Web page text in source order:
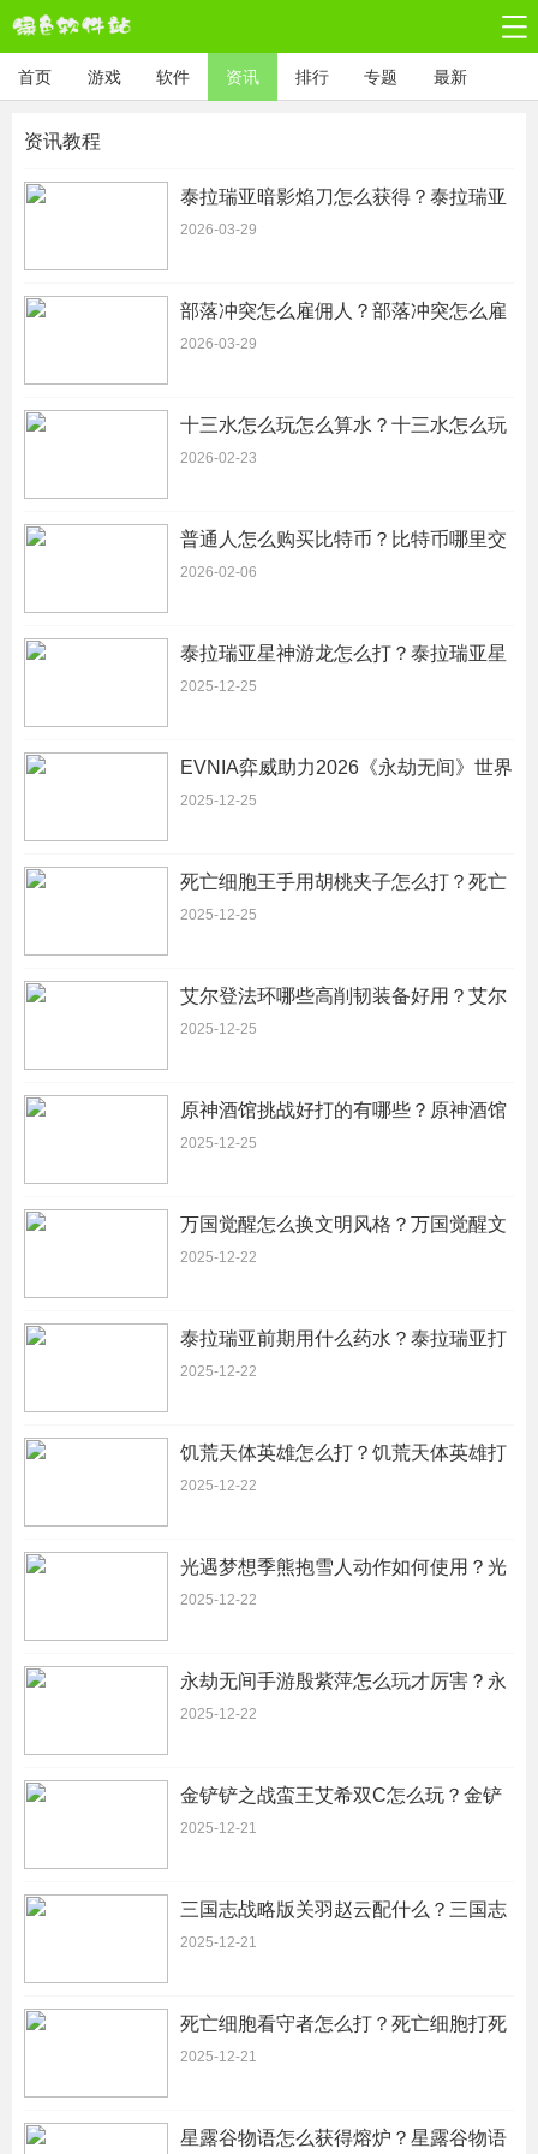
首页 游戏 软件 资讯 排行 专题 最新
资讯教程
泰拉瑞亚暗影焰刀怎么获得？泰拉瑞亚
暗影焰刀怎么做
2026-03-29
部落冲突怎么雇佣人？部落冲突怎么雇
佣建筑工人
2026-03-29
十三水怎么玩怎么算水？十三水怎么玩
图解详细介绍-新手玩家易学必看
2026-02-23
普通人怎么购买比特币？比特币哪里交
易（2026最新版教程）
2026-02-06
泰拉瑞亚星神游龙怎么打？泰拉瑞亚星
神游龙怎么召唤
2025-12-25
EVNIA弈威助力2026《永劫无间》世界
冠军赛圆满收官-EVNIA弈威助力2026
2025-12-25
死亡细胞王手用胡桃夹子怎么打？死亡
细胞胡桃夹子属性
2025-12-25
艾尔登法环哪些高削韧装备好用？艾尔
登法环哪些高削韧装备好用一点
2025-12-25
原神酒馆挑战好打的有哪些？原神酒馆
挑战好打的有哪些人物
2025-12-25
万国觉醒怎么换文明风格？万国觉醒文
明风格怎么改
2025-12-22
泰拉瑞亚前期用什么药水？泰拉瑞亚打
boss必备药水
2025-12-22
饥荒天体英雄怎么打？饥荒天体英雄打
完之后会发生什么
2025-12-22
光遇梦想季熊抱雪人动作如何使用？光
遇梦想季熊抱先祖怎么解锁
2025-12-22
永劫无间手游殷紫萍怎么玩才厉害？永
劫无间手游殷紫萍详细攻略
2025-12-22
金铲铲之战蛮王艾希双C怎么玩？金铲
铲之战艾希出什么装备
2025-12-21
三国志战略版关羽赵云配什么？三国志
战略版关羽赵云哪个适合主将
2025-12-21
死亡细胞看守者怎么打？死亡细胞打死
看守者后选哪个关卡好
2025-12-21
星露谷物语怎么获得熔炉？星露谷物语